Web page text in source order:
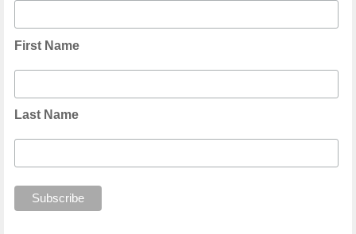
First Name
Last Name